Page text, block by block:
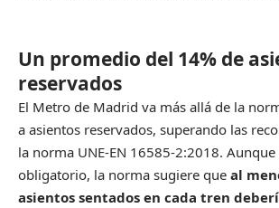
Un promedio del 14% de
reservados
El Metro de Madrid va más allá de la
a asientos reservados, superando las
la norma UNE-EN 16585-2:2018. Aunque
obligatorio, la norma sugiere que al
asientos sentados en cada tren